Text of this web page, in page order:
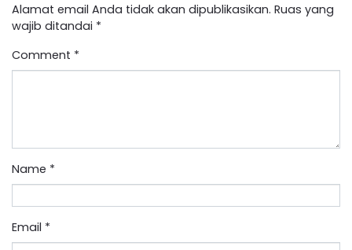
Alamat email Anda tidak akan dipublikasikan. Ruas yang
wajib ditandai *
Comment *
Name *
Email *